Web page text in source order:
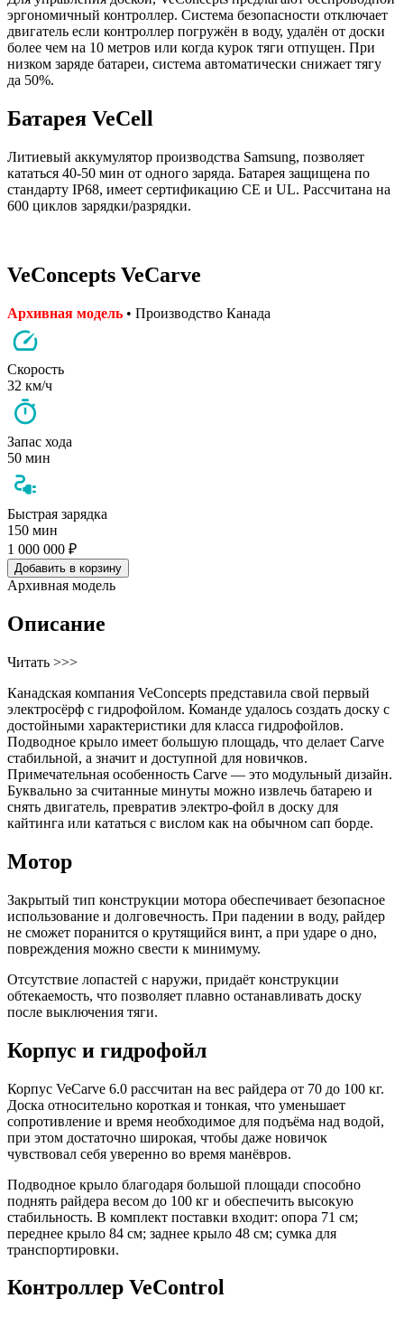
эргономичный контроллер. Система безопасности отключает
двигатель если контроллер погружён в воду, удалён от доски
более чем на 10 метров или когда курок тяги отпущен. При
низком заряде батареи, система автоматически снижает тягу
да 50%.
Батарея VeCell
Литиевый аккумулятор производства Samsung, позволяет
кататься 40-50 мин от одного заряда. Батарея защищена по
стандарту IP68, имеет сертификацию CE и UL. Рассчитана на
600 циклов зарядки/разрядки.
VeConcepts VeCarve
Архивная модель • Производство Канада
Скорость
32 км/ч
Запас хода
50 мин
Быстрая зарядка
150 мин
1 000 000 ₽
Добавить в корзину
Архивная модель
Описание
Читать >>>
Канадская компания VeConcepts представила свой первый
электросёрф с гидрофойлом. Команде удалось создать доску с
достойными характеристики для класса гидрофойлов.
Подводное крыло имеет большую площадь, что делает Carve
стабильной, а значит и доступной для новичков.
Примечательная особенность Carve — это модульный дизайн.
Буквально за считанные минуты можно извлечь батарею и
снять двигатель, превратив электро-фойл в доску для
кайтинга или кататься с вислом как на обычном сап борде.
Мотор
Закрытый тип конструкции мотора обеспечивает безопасное
использование и долговечность. При падении в воду, райдер
не сможет поранится о крутящийся винт, а при ударе о дно,
повреждения можно свести к минимуму.
Отсутствие лопастей с наружи, придаёт конструкции
обтекаемость, что позволяет плавно останавливать доску
после выключения тяги.
Корпус и гидрофойл
Корпус VeCarve 6.0 рассчитан на вес райдера от 70 до 100 кг.
Доска относительно короткая и тонкая, что уменьшает
сопротивление и время необходимое для подъёма над водой,
при этом достаточно широкая, чтобы даже новичок
чувствовал себя уверенно во время манёвров.
Подводное крыло благодаря большой площади способно
поднять райдера весом до 100 кг и обеспечить высокую
стабильность. В комплект поставки входит: опора 71 см;
переднее крыло 84 см; заднее крыло 48 см; сумка для
транспортировки.
Контроллер VeControl